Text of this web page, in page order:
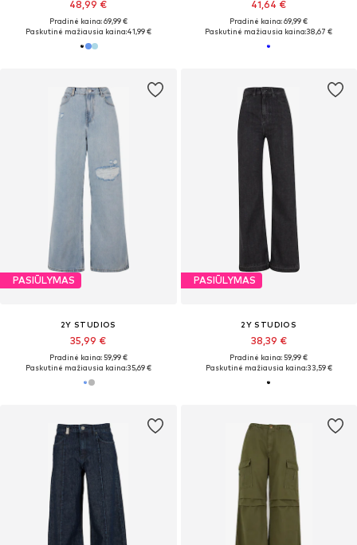
48,99 €
Pradinė kaina: 69,99 €
Paskutinė mažiausia kaina:41,99 €
41,64 €
Pradinė kaina: 69,99 €
Paskutinė mažiausia kaina:38,67 €
PASIŪLYMAS
2Y STUDIOS
35,99 €
Pradinė kaina: 59,99 €
Paskutinė mažiausia kaina:35,69 €
PASIŪLYMAS
2Y STUDIOS
38,39 €
Pradinė kaina: 59,99 €
Paskutinė mažiausia kaina:33,59 €